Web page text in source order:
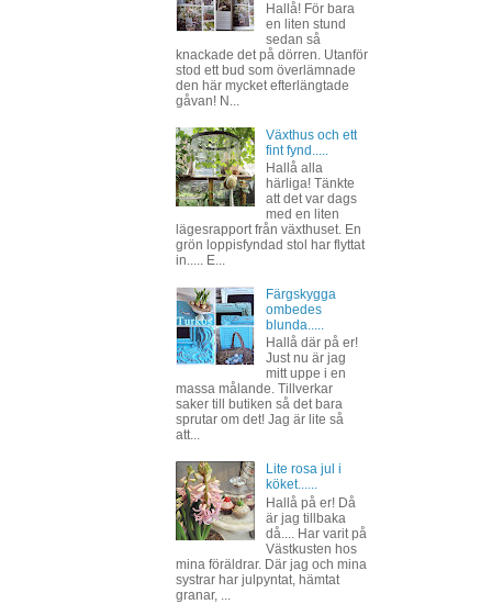
Hallå! För bara
en liten stund
sedan så
knackade det på dörren. Utanför
stod ett bud som överlämnade
den här mycket efterlängtade
gåvan! N...
Växthus och ett
fint fynd.....
Hallå alla
härliga! Tänkte
att det var dags
med en liten
lägesrapport från växthuset. En
grön loppisfyndad stol har flyttat
in..... E...
Färgskygga
ombedes
blunda.....
Hallå där på er!
Just nu är jag
mitt uppe i en
massa målande. Tillverkar
saker till butiken så det bara
sprutar om det! Jag är lite så
att...
Lite rosa jul i
köket......
Hallå på er! Då
är jag tillbaka
då.... Har varit på
Västkusten hos
mina föräldrar. Där jag och mina
systrar har julpyntat, hämtat
granar, ...